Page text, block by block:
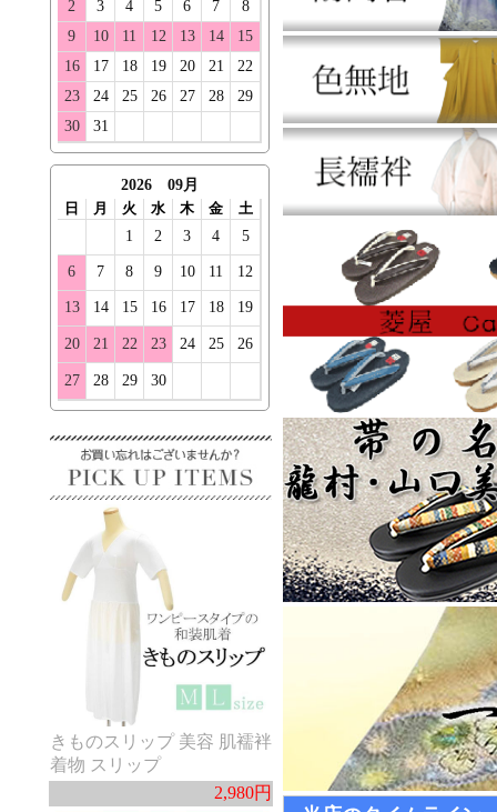
きものスリップ 美容 肌襦袢
着物 スリップ
2,980円